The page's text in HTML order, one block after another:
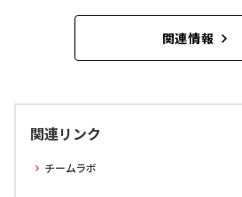
関連情報
関連リンク
チームラボ